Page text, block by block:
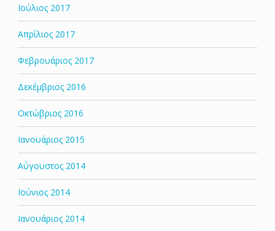
Ιούλιος 2017
Απρίλιος 2017
Φεβρουάριος 2017
Δεκέμβριος 2016
Οκτώβριος 2016
Ιανουάριος 2015
Αύγουστος 2014
Ιούνιος 2014
Ιανουάριος 2014